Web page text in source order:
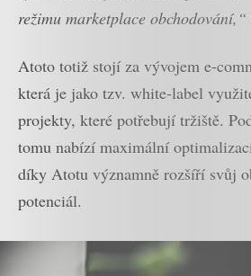
režimu marketplace obchodování,“
Atoto totiž stojí za vývojem e-
která je jako tzv. white-label
projekty, které potřebují tržiště.
tomu nabízí maximální
díky Atotu významně rozšíří svůj
potenciál.